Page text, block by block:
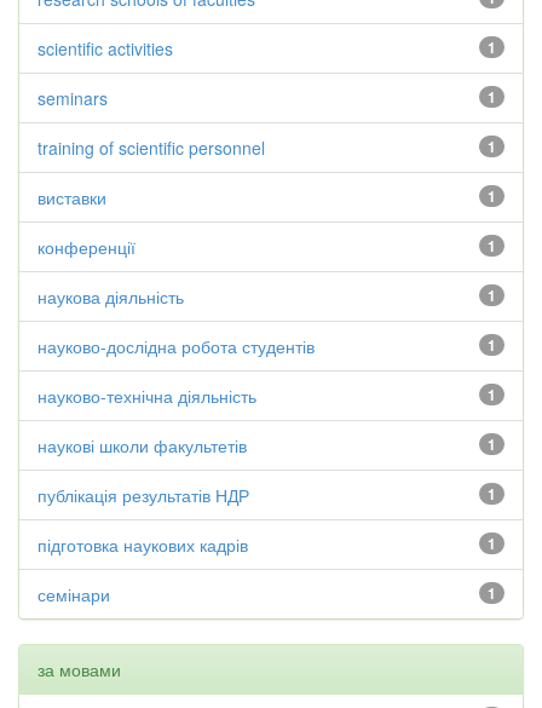
1
scientific activities
1
seminars
1
training of scientific personnel
1
виставки
1
конференції
1
наукова діяльність
1
науково-дослідна робота студентів
1
науково-технічна діяльність
1
наукові школи факультетів
1
публікація результатів НДР
1
підготовка наукових кадрів
1
семінари
за мовами